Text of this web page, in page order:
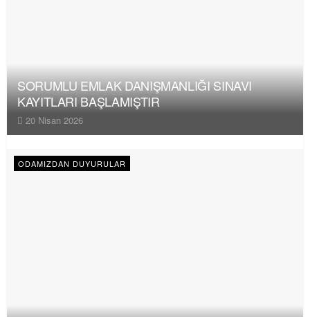
SORUMLU EMLAK DANIŞMANLIĞI SINAVI
KAYITLARI BAŞLAMIŞTIR
20 Nisan 2026
ODAMIZDAN DUYURULAR